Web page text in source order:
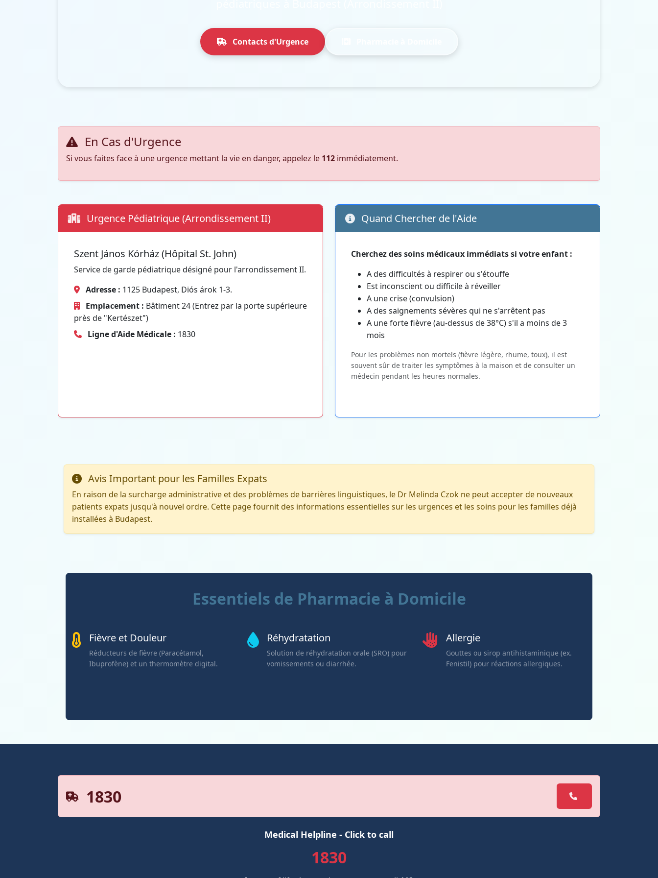
Contacts d'Urgence
En Cas d'Urgence
Si vous faites face à une urgence mettant la vie en danger, appelez le 112 immédiatement.
Urgence Pédiatrique (Arrondissement II)
Szent János Kórház (Hôpital St. John)
Service de garde pédiatrique désigné pour l'arrondissement II.
Adresse : 1125 Budapest, Diós árok 1-3.
Emplacement : Bâtiment 24 (Entrez par la porte supérieure
près de "Kertészet")
Ligne d'Aide Médicale : 1830
Quand Chercher de l'Aide
Cherchez des soins médicaux immédiats si votre enfant :
A des difficultés à respirer ou s'étouffe
Est inconscient ou difficile à réveiller
A une crise (convulsion)
A des saignements sévères qui ne s'arrêtent pas
A une forte fièvre (au-dessus de 38°C) s'il a moins de 3
mois
Pour les problèmes non mortels (fièvre légère, rhume, toux), il est
souvent sûr de traiter les symptômes à la maison et de consulter un
médecin pendant les heures normales.
Avis Important pour les Familles Expats
En raison de la surcharge administrative et des problèmes de barrières linguistiques, le Dr Melinda Czok ne peut accepter de nouveaux
patients expats jusqu'à nouvel ordre. Cette page fournit des informations essentielles sur les urgences et les soins pour les familles déjà
installées à Budapest.
Essentiels de Pharmacie à Domicile
Fièvre et Douleur
Réducteurs de fièvre (Paracétamol,
Ibuprofène) et un thermomètre digital.
Réhydratation
Solution de réhydratation orale (SRO) pour
vomissements ou diarrhée.
Allergie
Gouttes ou sirop antihistaminique (ex.
Fenistil) pour réactions allergiques.
1830
Medical Helpline - Click to call
1830